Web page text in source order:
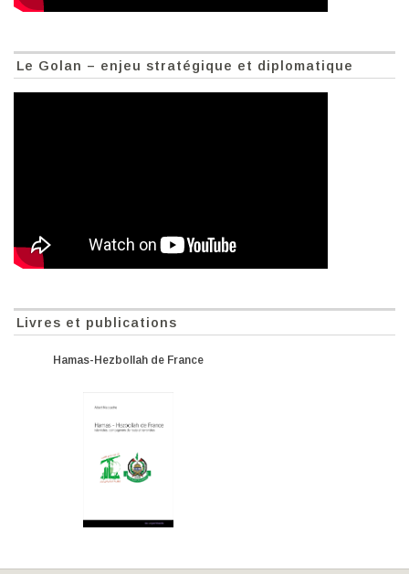
Le Golan – enjeu stratégique et diplomatique
Livres et publications
Hamas-Hezbollah de France